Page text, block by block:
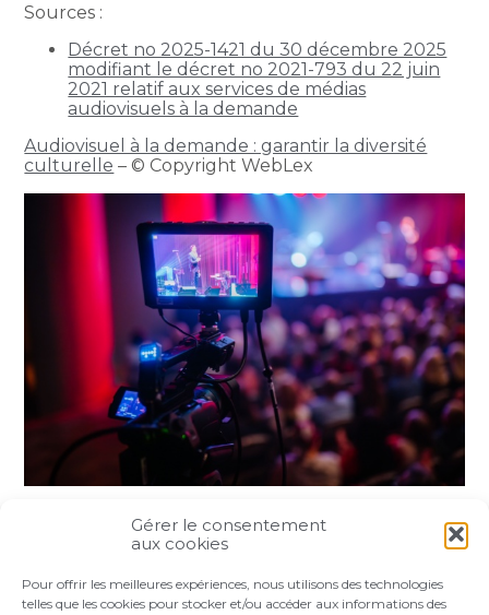
Gérer le consentement
aux cookies
Pour offrir les meilleures expériences, nous utilisons des technologies
telles que les cookies pour stocker et/ou accéder aux informations des
Sources :
Décret no 2025-1421 du 30 décembre 2025
modifiant le décret no 2021-793 du 22 juin
2021 relatif aux services de médias
audiovisuels à la demande
Audiovisuel à la demande : garantir la diversité
culturelle – © Copyright WebLex
FaceBook
TwitterLinkedIn